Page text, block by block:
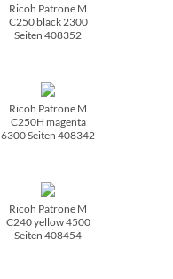
Ricoh Patrone M
C250 black 2300
Seiten 408352
Ricoh Patrone M
C250H magenta
6300 Seiten 408342
Ricoh Patrone M
C240 yellow 4500
Seiten 408454